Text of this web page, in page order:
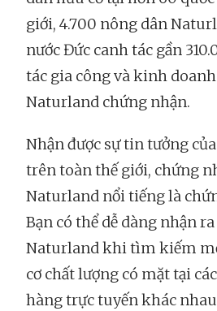
giới, 4.700 nông dân
nước Đức canh tác gần
tác gia công và kinh
Naturland chứng nhận.
Nhận được sự tin tưởng
trên toàn thế giới, chứng
Naturland nổi tiếng là
Bạn có thể dễ dàng nhận
Naturland khi tìm kiếm
cơ chất lượng có mặt tại
hàng trực tuyến khác